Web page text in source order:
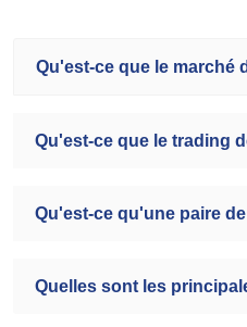
Qu'est-ce que le marché
Qu'est-ce que le trading
Qu'est-ce qu'une paire
Quelles sont les